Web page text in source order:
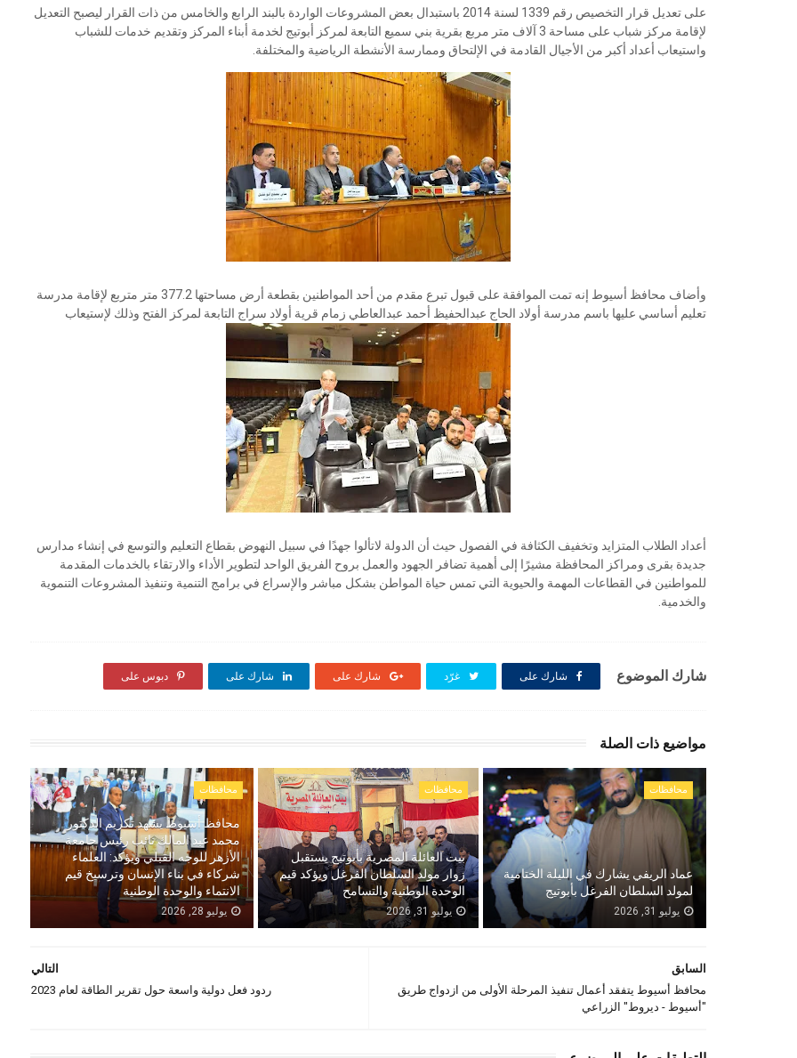
على تعديل قرار التخصيص رقم 1339 لسنة 2014 باستبدال بعض المشروعات الواردة بالبند الرابع والخامس من ذات القرار ليصبح التعديل
لإقامة مركز شباب على مساحة 3 آلاف متر مربع بقرية بني سميع التابعة لمركز أبوتيج لخدمة أبناء المركز وتقديم خدمات للشباب
واستيعاب أعداد أكبر من الأجيال القادمة في الإلتحاق وممارسة الأنشطة الرياضية والمختلفة.
وأضاف محافظ أسيوط إنه تمت الموافقة على قبول تبرع مقدم من أحد المواطنين بقطعة أرض مساحتها 377.2 متر متربع لإقامة مدرسة
تعليم أساسي عليها باسم مدرسة أولاد الحاج عبدالحفيظ أحمد عبدالعاطي زمام قرية أولاد سراج التابعة لمركز الفتح وذلك لإستيعاب
أعداد الطلاب المتزايد وتخفيف الكثافة في الفصول حيث أن الدولة لاتألوا جهدًا في سبيل النهوض بقطاع التعليم والتوسع في إنشاء مدارس
جديدة بقرى ومراكز المحافظة مشيرًا إلى أهمية تضافر الجهود والعمل بروح الفريق الواحد لتطوير الأداء والارتقاء بالخدمات المقدمة
للمواطنين في القطاعات المهمة والحيوية التي تمس حياة المواطن بشكل مباشر والإسراع في برامج التنمية وتنفيذ المشروعات التنموية
والخدمية.
شارك الموضوع شارك على غرّد شارك على شارك على دبوس على
مواضيع ذات الصلة
محافظات
عماد الريفي يشارك في الليلة الختامية
لمولد السلطان الفرغل بأبوتيج
يوليو 31, 2026
محافظات
بيت العائلة المصرية بأبوتيج يستقبل
زوار مولد السلطان الفرغل ويؤكد قيم
الوحدة الوطنية والتسامح
يوليو 31, 2026
محافظات
محافظ أسيوط يشهد تكريم الدكتور
محمد عبد المالك نائب رئيس جامعة
الأزهر للوجه القبلي ويؤكد: العلماء
شركاء في بناء الإنسان وترسيخ قيم
الانتماء والوحدة الوطنية
يوليو 28, 2026
التالي
ردود فعل دولية واسعة حول تقرير الطاقة لعام 2023
السابق
محافظ أسيوط يتفقد أعمال تنفيذ المرحلة الأولى من ازدواج طريق
"أسيوط - ديروط" الزراعي